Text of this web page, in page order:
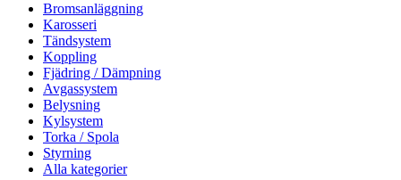
Bromsanläggning
Karosseri
Tändsystem
Koppling
Fjädring / Dämpning
Avgassystem
Belysning
Kylsystem
Torka / Spola
Styrning
Alla kategorier